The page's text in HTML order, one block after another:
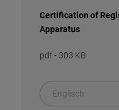
Certification of
Apparatus
pdf- 303 KB
Englisch